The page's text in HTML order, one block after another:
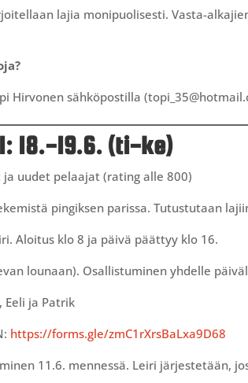
lajia monipuolisesti. Vasta-
Hirvonen sähköpostilla
18.-19.6. (ti-ke)
ja uudet pelaajat (rating alle 800)
pingiksen parissa. Tutustutaan
Aloitus klo 8 ja päivä päättyy klo 16.
lounaan). Osallistuminen yhdelle
Eeli ja Patrik
https://forms.gle/zmC1rXrsBaLxa9D68
11.6. mennessä. Leiri järjestetään,